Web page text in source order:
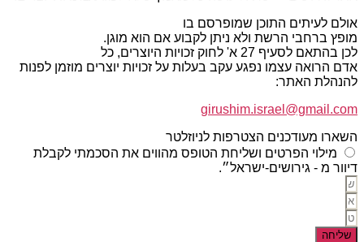
אולם לעיתים התוכן שמופרסם בו
מופץ ברחבי הרשת ולא ניתן לקבוע אם הוא מוגן.
לכן בהתאם לסעיף 27 א' לחוק זכויות היוצרים, כל
אדם הרואה עצמו נפגע עקב בעלות על זכויות יוצרים מוזמן לפנות
להנהלת האתר:
girushim.israel@gmail.com
השארו מעודכנים הצטרפות לניוזלטר
מילוי הפרטים ושליחת הטופס מהווים את הסכמתי לקבלת
דיוור מ - גירושים-ישראל״.
שליחה